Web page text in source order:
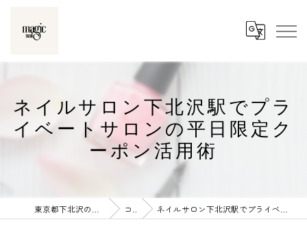
ネイルサロン下北沢駅でプラ
イベートサロンの平日限定ク
ーポン活用術
コラム ネイルサロン下北沢駅でプライベートサロンの平日限定クーポン活用術